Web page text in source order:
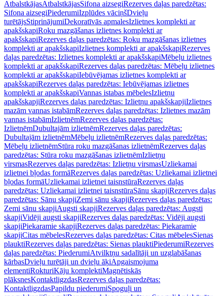
AtbalstkājasAtbalstkājasSifona aizsegiRezerves daļas paredzētas:
Sifona aizsegiPiederumiIzplūdes vāciņšDvieļu
turētājsStiprinājumiDekoratīvās apmalesIzlietnes komplekti ar
apakšskapiRoku mazgāšanas izlietnes komplekti ar
apakšskapiRezerves daļas paredzētas: Roku mazgāšanas izlietnes
komplekti ar apakšskapiIzlietnes komplekti ar apakšskapiRezerves
daļas paredzētas: Izlietnes komplekti ar apakšskapiMēbeļu izlietnes
komplekti ar apakšskapiRezerves daļas paredzētas: Mēbeļu izlietnes
komplekti ar apakšskapiIebūvējamas izlietnes komplekti ar
apakšskapiRezerves daļas paredzētas: Iebūvējamas izlietnes
komplekti ar apakšskapiVannas istabas mēbelesIzlietņu
apakšskapjiRezerves daļas paredzētas: Izlietņu apakšskapjiIzlietnes
mazām vannas istabāmRezerves daļas paredzētas: Izlietnes mazām
vannas istabāmIzlietnēmRezerves daļas paredzētas:
IzlietnēmDubultajām izlietnēmRezerves daļas paredzētas:
Dubultajām izlietnēmMēbeļu izlietnēmRezerves daļas paredzētas:
Mēbeļu izlietnēmStūra roku mazgāšanas izlietnēmRezerves daļas
paredzētas: Stūra roku mazgāšanas izlietnēmIzlietņu
virsmasRezerves daļas paredzētas: Izlietņu virsmasUzliekamai
izlietnei bļodas formāRezerves daļas paredzētas: Uzliekamai izlietnei
bļodas formāUzliekamai izlietnei taisnstūraRezerves daļas
paredzētas: Uzliekamai izlietnei taisnstūraSānu skapjiRezerves daļas
paredzētas: Sānu skapjiZemi sānu skapjiRezerves daļas paredzētas:
Zemi sānu skapjiAugsti skapjiRezerves daļas paredzētas: Augsti
skapjiVidēji augsti skapjiRezerves daļas paredzētas: Vidēji augsti
skapjiPiekaramie skapjiRezerves daļas paredzētas: Piekaramie
skapjiCitas mēbelesRezerves daļas paredzētas: Citas mēbelesSienas
plauktiRezerves daļas paredzētas: Sienas plauktiPiederumiRezerves
daļas paredzētas: PiederumiAtvilktņu sadalītāji un uzglabāšanas
kārbasDvieļu turētāji un dvieļu āķiApgaismojuma
elementiRokturiKāju komplektiMagnētiskās
plāksnesKontaktligzdasRezerves daļas paredzētas:
KontaktligzdasPapildu piederumiSpoguļi un